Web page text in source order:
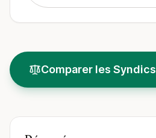
Comparer les Syndics